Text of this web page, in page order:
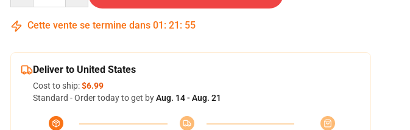
Cette vente se termine dans 01 : 21 : 54
Deliver to United States
Cost to ship:$6.99
Standard - Order today to get byAug. 14 - Aug. 21